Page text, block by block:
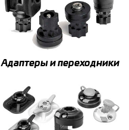
Адаптеры и переходники